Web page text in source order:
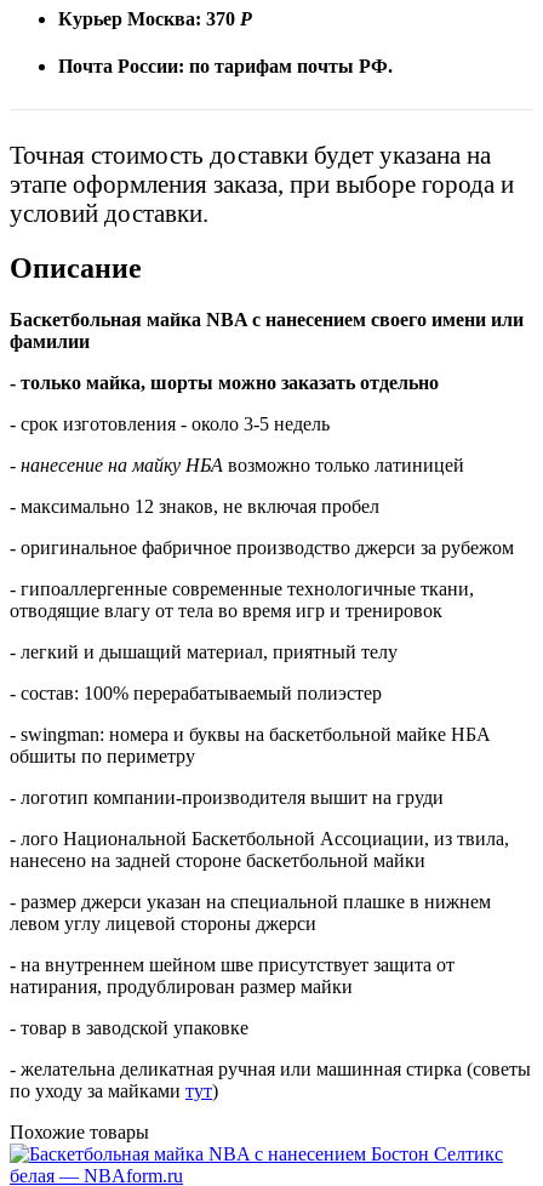
Курьер Москва: 370 Р
Почта России: по тарифам почты РФ.
Точная стоимость доставки будет указана на
этапе оформления заказа, при выборе города и
условий доставки.
Описание
Баскетбольная майка NBA с нанесением своего имени или
фамилии
- только майка, шорты можно заказать отдельно
- срок изготовления - около 3-5 недель
- нанесение на майку НБА возможно только латиницей
- максимально 12 знаков, не включая пробел
- оригинальное фабричное производство джерси за рубежом
- гипоаллергенные современные технологичные ткани,
отводящие влагу от тела во время игр и тренировок
- легкий и дышащий материал, приятный телу
- состав: 100% перерабатываемый полиэстер
- swingman: номера и буквы на баскетбольной майке НБА
обшиты по периметру
- логотип компании-производителя вышит на груди
- лого Национальной Баскетбольной Ассоциации, из твила,
нанесено на задней стороне баскетбольной майки
- размер джерси указан на специальной плашке в нижнем
левом углу лицевой стороны джерси
- на внутреннем шейном шве присутствует защита от
натирания, продублирован размер майки
- товар в заводской упаковке
- желательна деликатная ручная или машинная стирка (советы
по уходу за майками тут)
Похожие товары